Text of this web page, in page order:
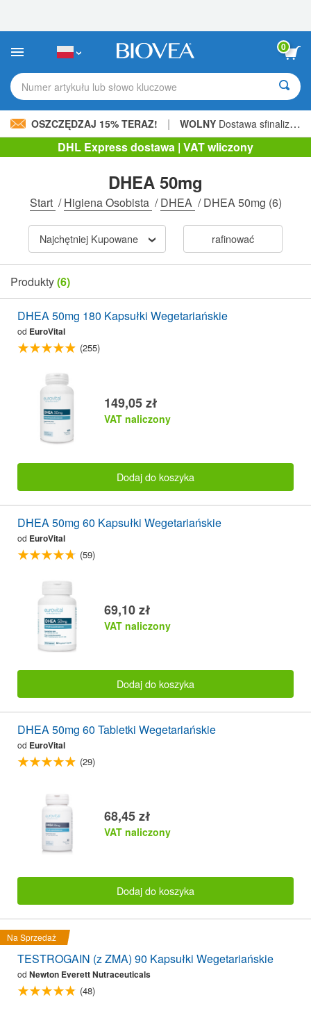
strona
internetowa
zawiera
ułatwień
dostępu.
0
Numer artykułu lub słowo kluczowe
OSZCZĘDZAJ 15% TERAZ! | WOLNY Dostawa sfinalizowana 205,00 zł »
DHL Express dostawa | VAT wliczony
DHEA 50mg
Start /Higiena Osobista /DHEA /DHEA 50mg (6)
Najchętniej Kupowane rafinować
Produkty(6)
DHEA 50mg 180 Kapsułki Wegetariańskie
od EuroVital
(255)
149,05 zł
VAT naliczony
Dodaj do koszyka
DHEA 50mg 60 Kapsułki Wegetariańskie
od EuroVital
(59)
69,10 zł
VAT naliczony
Dodaj do koszyka
DHEA 50mg 60 Tabletki Wegetariańskie
od EuroVital
(29)
68,45 zł
VAT naliczony
Dodaj do koszyka
Na Sprzedaż
TESTROGAIN (z ZMA) 90 Kapsułki Wegetariańskie
od Newton Everett Nutraceuticals
(48)